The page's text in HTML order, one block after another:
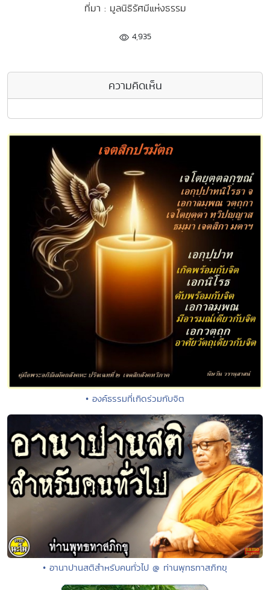
ที่มา : มูลนิธิรัศมีแห่งธรรม
4,935
ความคิดเห็น
• องค์ธรรมที่เกิดร่วมกับจิต
• อานาปานสติสำหรับคนทั่วไป @ ท่านพุทธทาสภิกขุ